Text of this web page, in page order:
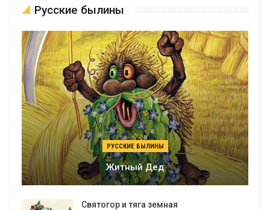
Русские былины
РУССКИЕ БЫЛИНЫ
Житный Дед
Святогор и тяга земная